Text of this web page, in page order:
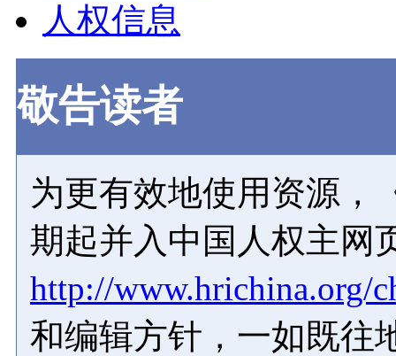
人权信息
敬告读者
为更有效地使用资源，
期起并入中国人权主网
http://www.hrichina.org/
和编辑方针，一如既往